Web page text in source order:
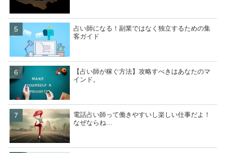
占い師になる！副業ではなく独立するための集
客ガイド
【占い師が稼ぐ方法】攻略すべきはあなたのマ
インド。
電話占い師って働きやすいし楽しい仕事だよ！
なぜならね…